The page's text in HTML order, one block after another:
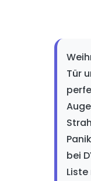
Tür
bei